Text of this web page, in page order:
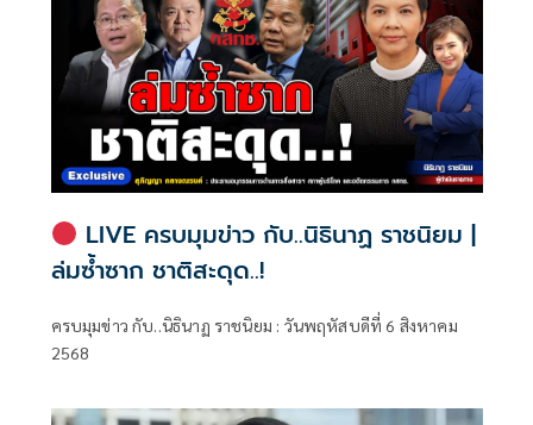
LIVE ครบมุมข่าว กับ..นิธินาฏ ราชนิยม |
ล่มซ้ำซาก ชาติสะดุด..!
ครบมุมข่าว กับ..นิธินาฏ ราชนิยม : วันพฤหัสบดีที่ 6 สิงหาคม
2568